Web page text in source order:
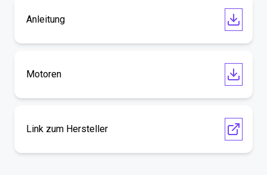
Anleitung
Motoren
Link zum Hersteller